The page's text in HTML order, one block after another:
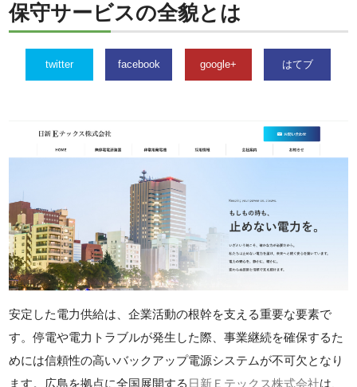
保守サービスの全貌とは
twitter facebook google+ はてブ
安定した電力供給は、企業活動の根幹を支える重要な要素で
す。停電や電力トラブルが発生した際、事業継続を確保するた
めには信頼性の高いバックアップ電源システムが不可欠となり
ます。広島を拠点に全国展開する 日新Ｅテックス株式会社は、